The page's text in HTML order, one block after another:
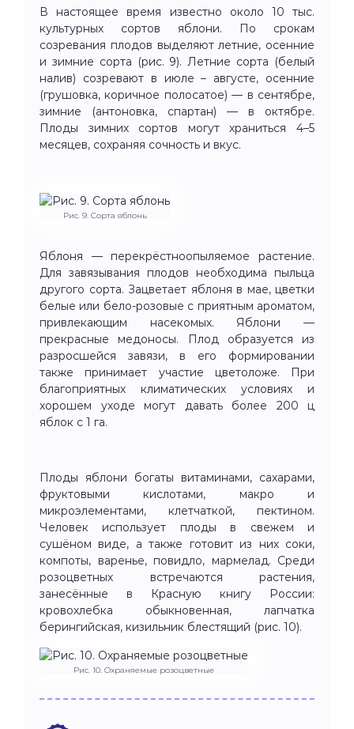
В настоящее время известно около 10 тыс.
культурных сортов яблони. По срокам
созревания плодов выделяют летние, осенние
и зимние сорта (рис. 9). Летние сорта (белый
налив) созревают в июле – августе, осенние
(грушовка, коричное полосатое) — в сентябре,
зимние (антоновка, спартан) — в октябре.
Плоды зимних сортов могут храниться 4–5
месяцев, сохраняя сочность и вкус.
Рис. 9. Сорта яблонь
Яблоня — перекрёстноопыляемое растение.
Для завязывания плодов необходима пыльца
другого сорта. Зацветает яблоня в мае, цветки
белые или бело-розовые с приятным ароматом,
привлекающим насекомых. Яблони —
прекрасные медоносы. Плод образуется из
разросшейся завязи, в его формировании
также принимает участие цветоложе. При
благоприятных климатических условиях и
хорошем уходе могут давать более 200 ц
яблок с 1 га.
Плоды яблони богаты витаминами, сахарами,
фруктовыми кислотами, макро и
микроэлементами, клетчаткой, пектином.
Человек использует плоды в свежем и
сушёном виде, а также готовит из них соки,
компоты, варенье, повидло, мармелад. Среди
розоцветных встречаются растения,
занесённые в Красную книгу России:
кровохлебка обыкновенная, лапчатка
берингийская, кизильник блестящий (рис. 10).
Рис. 10. Охраняемые розоцветные